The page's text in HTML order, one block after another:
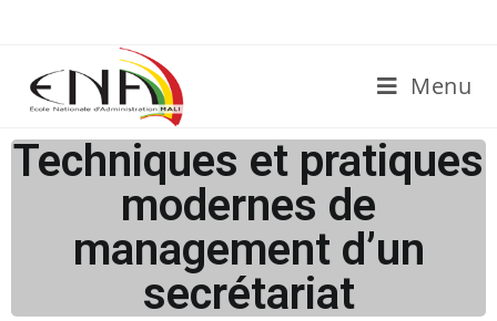
Menu
Techniques et pratiques
modernes de
management d’un
secrétariat